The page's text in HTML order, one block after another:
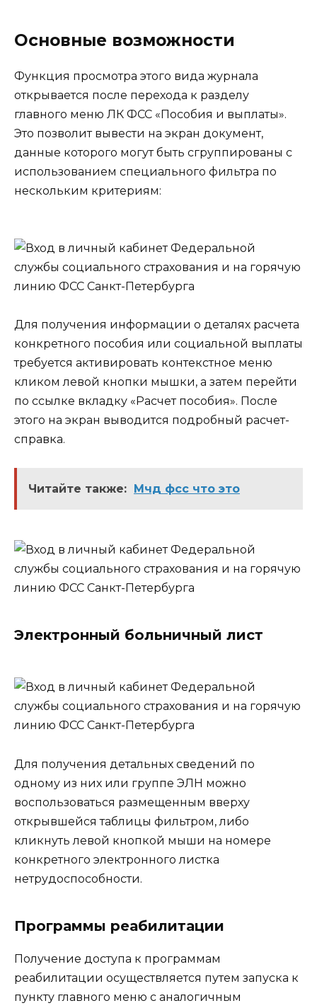
Основные возможности
Функция просмотра этого вида журнала
открывается после перехода к разделу
главного меню ЛК ФСС «Пособия и выплаты».
Это позволит вывести на экран документ,
данные которого могут быть сгруппированы с
использованием специального фильтра по
нескольким критериям:
Для получения информации о деталях расчета
конкретного пособия или социальной выплаты
требуется активировать контекстное меню
кликом левой кнопки мышки, а затем перейти
по ссылке вкладку «Расчет пособия». После
этого на экран выводится подробный расчет-
справка.
Читайте также: Мчд фсс что это
Электронный больничный лист
Для получения детальных сведений по
одному из них или группе ЭЛН можно
воспользоваться размещенным вверху
открывшейся таблицы фильтром, либо
кликнуть левой кнопкой мыши на номере
конкретного электронного листка
нетрудоспособности.
Программы реабилитации
Получение доступа к программам
реабилитации осуществляется путем запуска к
пункту главного меню с аналогичным